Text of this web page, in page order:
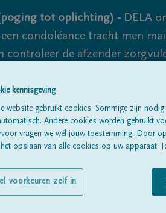
tot oplichting) - DELA
condoléance tracht men
controleer de afzender
nooit volledig uit te
kennisgeving
website gebruikt cookies. Sommige zijn
Andere cookies worden gebruikt
vragen we wél jouw toestemming. Door
opslaan van alle cookies op uw apparaat.
voorkeuren zelf in